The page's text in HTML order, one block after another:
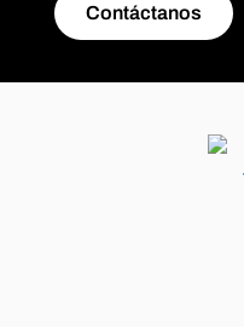
Contáctanos